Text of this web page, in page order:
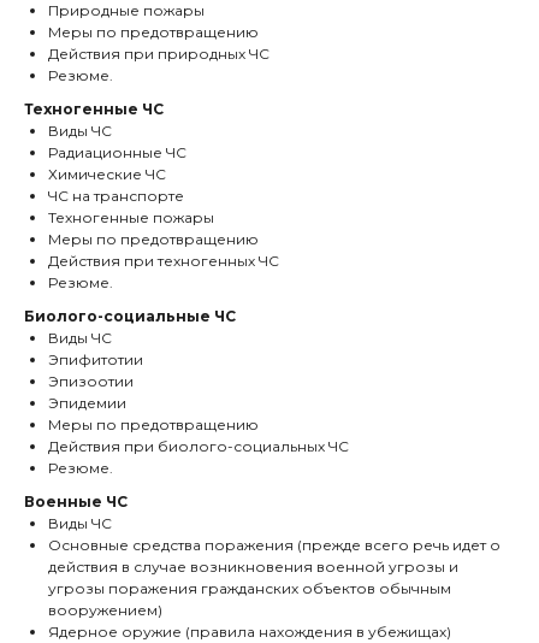
Природные пожары
Меры по предотвращению
Действия при природных ЧС
Резюме.
Техногенные ЧС
Виды ЧС
Радиационные ЧС
Химические ЧС
ЧС на транспорте
Техногенные пожары
Меры по предотвращению
Действия при техногенных ЧС
Резюме.
Биолого-социальные ЧС
Виды ЧС
Эпифитотии
Эпизоотии
Эпидемии
Меры по предотвращению
Действия при биолого-социальных ЧС
Резюме.
Военные ЧС
Виды ЧС
Основные средства поражения (прежде всего речь идет о
действия в случае возникновения военной угрозы и
угрозы поражения гражданских объектов обычным
вооружением)
Ядерное оружие (правила нахождения в убежищах)